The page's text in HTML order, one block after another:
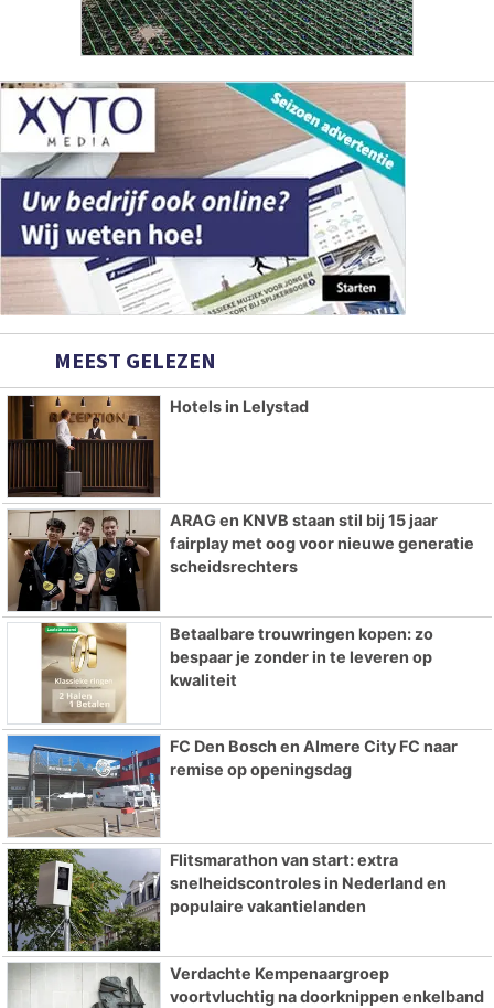
MEEST GELEZEN
Hotels in Lelystad
ARAG en KNVB staan stil bij 15 jaar
fairplay met oog voor nieuwe generatie
scheidsrechters
Betaalbare trouwringen kopen: zo
bespaar je zonder in te leveren op
kwaliteit
FC Den Bosch en Almere City FC naar
remise op openingsdag
Flitsmarathon van start: extra
snelheidscontroles in Nederland en
populaire vakantielanden
Verdachte Kempenaargroep
voortvluchtig na doorknippen enkelband